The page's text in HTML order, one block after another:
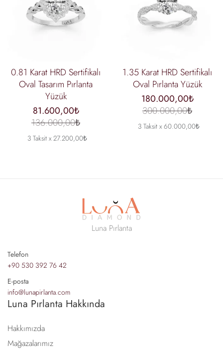
0.81 Karat HRD Sertifikalı
Oval Tasarım Pırlanta
Yüzük
81.600,00₺
136.000,00₺
3 Taksit x 27.200,00₺
1.35 Karat HRD Sertifikalı
Oval Pırlanta Yüzük
180.000,00₺
300.000,00₺
3 Taksit x 60.000,00₺
Luna Pırlanta
Telefon
+90 530 392 76 42
E-posta
info@lunapirlanta.com
Luna Pırlanta Hakkında
Hakkımızda
Mağazalarımız